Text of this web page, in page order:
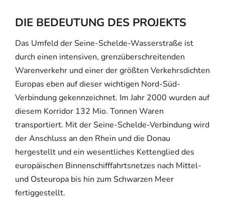
DIE BEDEUTUNG DES PROJEKTS
Das Umfeld der Seine-Schelde-Wasserstraße ist
durch einen intensiven, grenzüberschreitenden
Warenverkehr und einer der größten Verkehrsdichten
Europas eben auf dieser wichtigen Nord-Süd-
Verbindung gekennzeichnet. Im Jahr 2000 wurden auf
diesem Korridor 132 Mio. Tonnen Waren
transportiert. Mit der Seine-Schelde-Verbindung wird
der Anschluss an den Rhein und die Donau
hergestellt und ein wesentliches Kettenglied des
europäischen Binnenschifffahrtsnetzes nach Mittel-
und Osteuropa bis hin zum Schwarzen Meer
fertiggestellt.